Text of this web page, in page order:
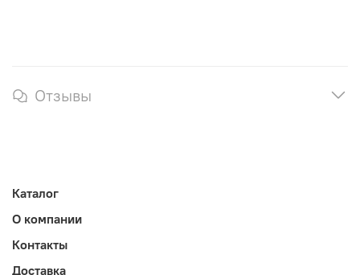
Отзывы
Каталог
О компании
Контакты
Доставка